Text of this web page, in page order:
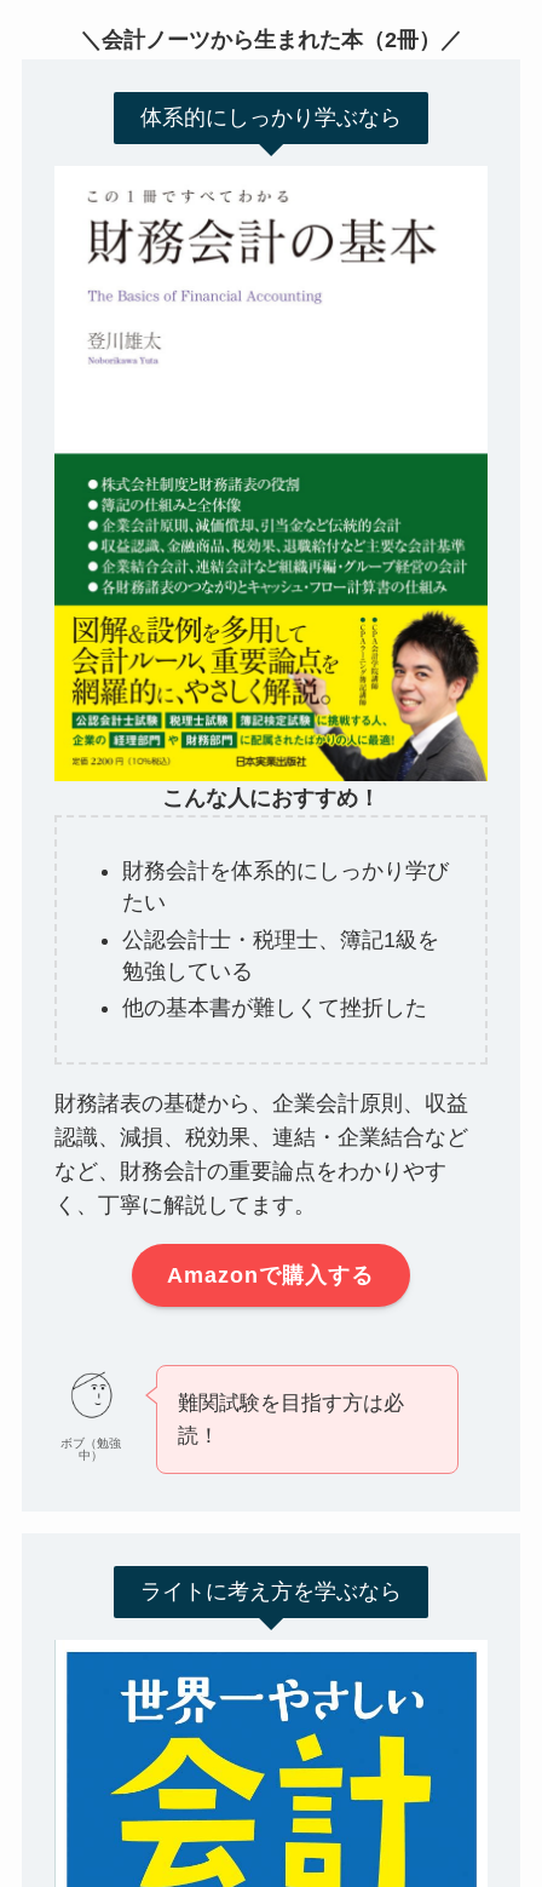
＼会計ノーツから生まれた本（2冊）／
体系的にしっかり学ぶなら
こんな人におすすめ！
財務会計を体系的にしっかり学び
たい
公認会計士・税理士、簿記1級を
勉強している
他の基本書が難しくて挫折した
財務諸表の基礎から、企業会計原則、収益
認識、減損、税効果、連結・企業結合など
など、財務会計の重要論点をわかりやす
く、丁寧に解説してます。
Amazonで購入する
ボブ（勉強
中）
難関試験を目指す方は必
読！
ライトに考え方を学ぶなら